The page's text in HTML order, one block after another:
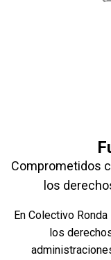
Comprometidos
los
En Colectivo
los